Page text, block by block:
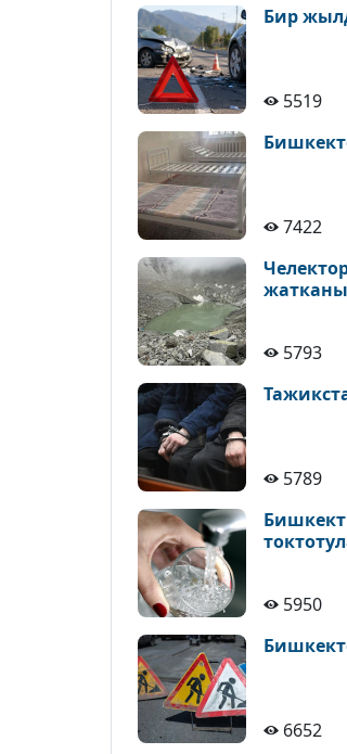
Бир
5519
7422
5793
5789
5950
6652